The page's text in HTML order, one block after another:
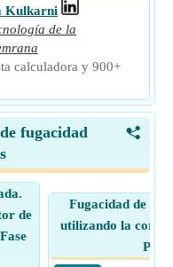
Kulkarni
de la
calculadora y 900+
<
fugacidad
de
Fugacidad de
utilizando la